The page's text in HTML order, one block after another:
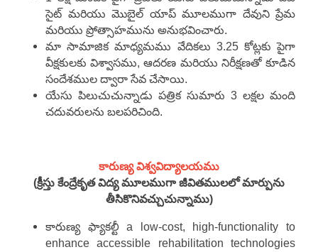
సైట్ మరియు మొబైల్ యాప్ మూలముగా దేవుని ప్రేమ
మరియు ప్రోత్సాహమును అనుభవించారు.
మా సామాజిక మాధ్యమము వేదికలు 3.25 కోట్లకు పైగా
వీక్షకులకు విశ్వాసము, ఆదరణ మరియు నిరీక్షణతో కూడిన
సందేశముల ద్వారా సేవ చేసాయి.
యేసు పిలుచుచున్నాడు పత్రిక సుమారు 3 లక్షల మంది
చదువరులను బలపరిచింది.
కారుణ్య విశ్వవిద్యాలయము
(క్రీస్తు కేంద్రేకృత విద్య మూలముగా జీవితములలో మార్పును
తీసికొనివచ్చుచున్నాము)
కారుణ్య ఫ్యాకల్టీ a low-cost, high-functionality to
enhance accessible rehabilitation technologies